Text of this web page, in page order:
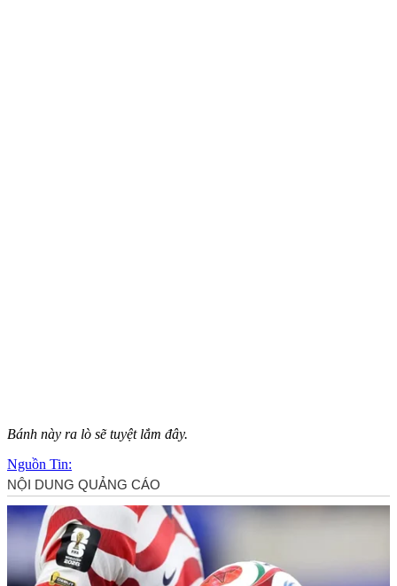
Bánh này ra lò sẽ tuyệt lắm đây.
Nguồn Tin: